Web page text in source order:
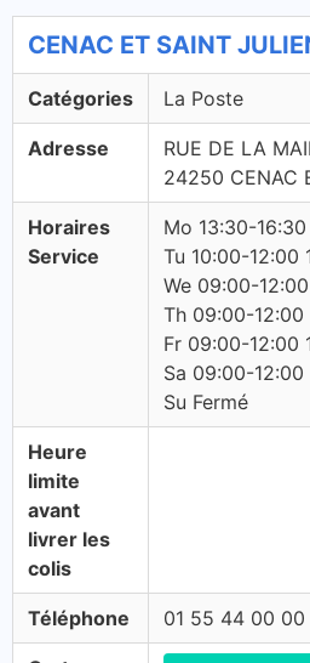
CENAC ET SAINT
Catégories La Poste
Adresse
RUE DE LA
24250 CENAC
Horaires
Service
Mo 13:30-16:30
Tu 10:00-12:00
We 09:00-
Th 09:00-12:00
Fr 09:00-12:00
Sa 09:00-12:00
Su Fermé
Heure
limite
avant
livrer les
colis
Téléphone 01 55 44 00 00